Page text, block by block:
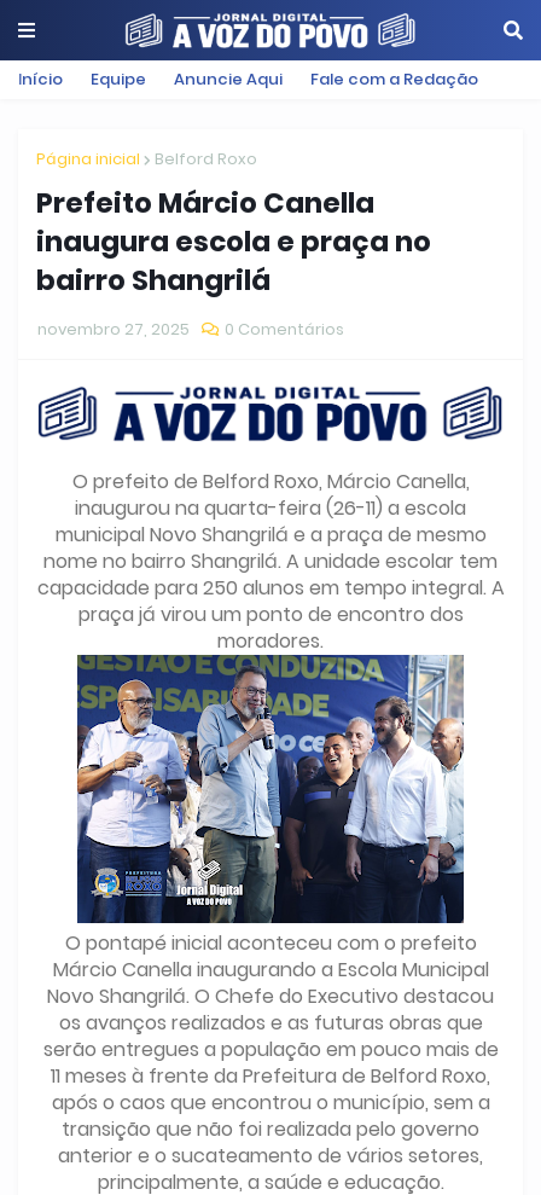
Início Equipe Anuncie Aqui Fale com a Redação
Página inicial Belford Roxo
Prefeito Márcio Canella
inaugura escola e praça no
bairro Shangrilá
novembro 27, 2025 0 Comentários
O prefeito de Belford Roxo, Márcio Canella,
inaugurou na quarta-feira (26-11) a escola
municipal Novo Shangrilá e a praça de mesmo
nome no bairro Shangrilá. A unidade escolar tem
capacidade para 250 alunos em tempo integral. A
praça já virou um ponto de encontro dos
moradores.
O pontapé inicial aconteceu com o prefeito
Márcio Canella inaugurando a Escola Municipal
Novo Shangrilá. O Chefe do Executivo destacou
os avanços realizados e as futuras obras que
serão entregues a população em pouco mais de
11 meses à frente da Prefeitura de Belford Roxo,
após o caos que encontrou o município, sem a
transição que não foi realizada pelo governo
anterior e o sucateamento de vários setores,
principalmente, a saúde e educação.